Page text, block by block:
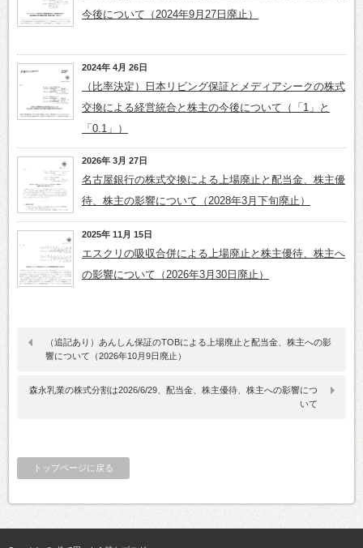
今後について（2024年9月27日廃止）
2024年 4月 26日
（比率決定）日本リビング保証とメディアシークの株式
交換による経営統合と株主の今後について（「1」と
「0.1」）
2026年 3月 27日
名古屋銀行の株式交換による上場廃止と配当金、株主優
待、株主の影響について（2028年3月下旬廃止）
2025年 11月 15日
エスクリの吸収合併による上場廃止と株主優待、株主へ
の影響について（2026年3月30日廃止）
（追記あり）あんしん保証のTOBによる上場廃止と配当金、株主への影
響について（2026年10月9日廃止）
森永乳業の株式分割は2026/6/29、配当金、株主優待、株主への影響につ
いて
トップページに戻る